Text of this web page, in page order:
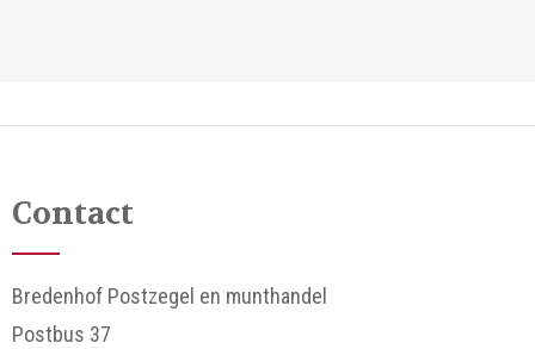
Contact
Bredenhof Postzegel en munthandel
Postbus 37